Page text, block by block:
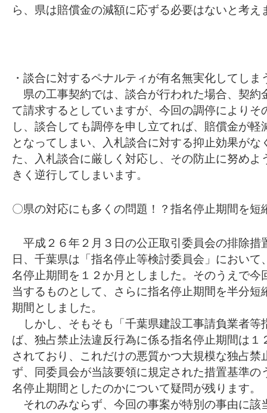
ら、県は賠償金の減額に応ずる必要はないと考え
・談合に対するペナルティが有名無実化してし
県の工事契約では、談合が行われた場合、契約
て請求するとしていますが、今回の調停によりそ
し、談合しても調停を申し立てれば、賠償金が
となってしまい、入札談合に対する抑止効果がな
た、入札談合に厳しく対応し、その防止に努めよ
きく逆行してしまいます。
〇県の対応にも多くの問題！？指名停止期間を短
平成２６年２月３日の公正取引委員会の排除措
日、千葉県は「指名停止等検討委員会」におい
名停止期間を１２か月としました。そのうえで今
当するものとして、さらに指名停止期間を半分短
期間としました。
しかし、そもそも「千葉県建設工事請負業者等
ば、独占禁止法違反行為に係る指名停止期間は１
されており、これだけの悪質かつ大規模な独占禁
ず、同委員会が当該要領に規定された措置基準の
名停止期間としたのかについて疑問が残ります。
それのみならず、今回の事案が特別の事由に該